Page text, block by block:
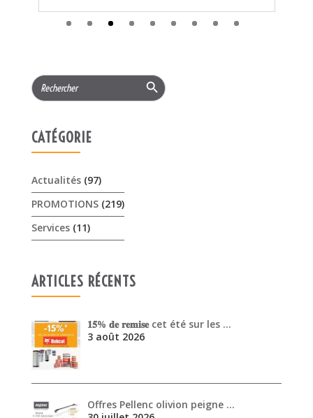
CATÉGORIE
PROMOTIONS
𝟏𝟓% 𝐝𝐞 𝐫𝐞𝐦𝐢𝐬𝐞 cet été sur les …
3 août 2026
Offres Pellenc olivion peigne …
30 juin 2026